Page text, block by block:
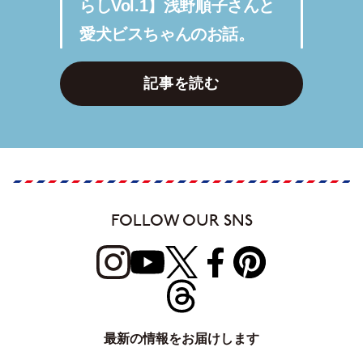
らしVol.1】浅野順子さんと
愛犬ビスちゃんのお話。
記事を読む
FOLLOW OUR SNS
最新の情報をお届けします